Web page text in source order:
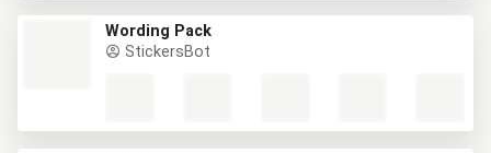
Wording Pack
StickersBot